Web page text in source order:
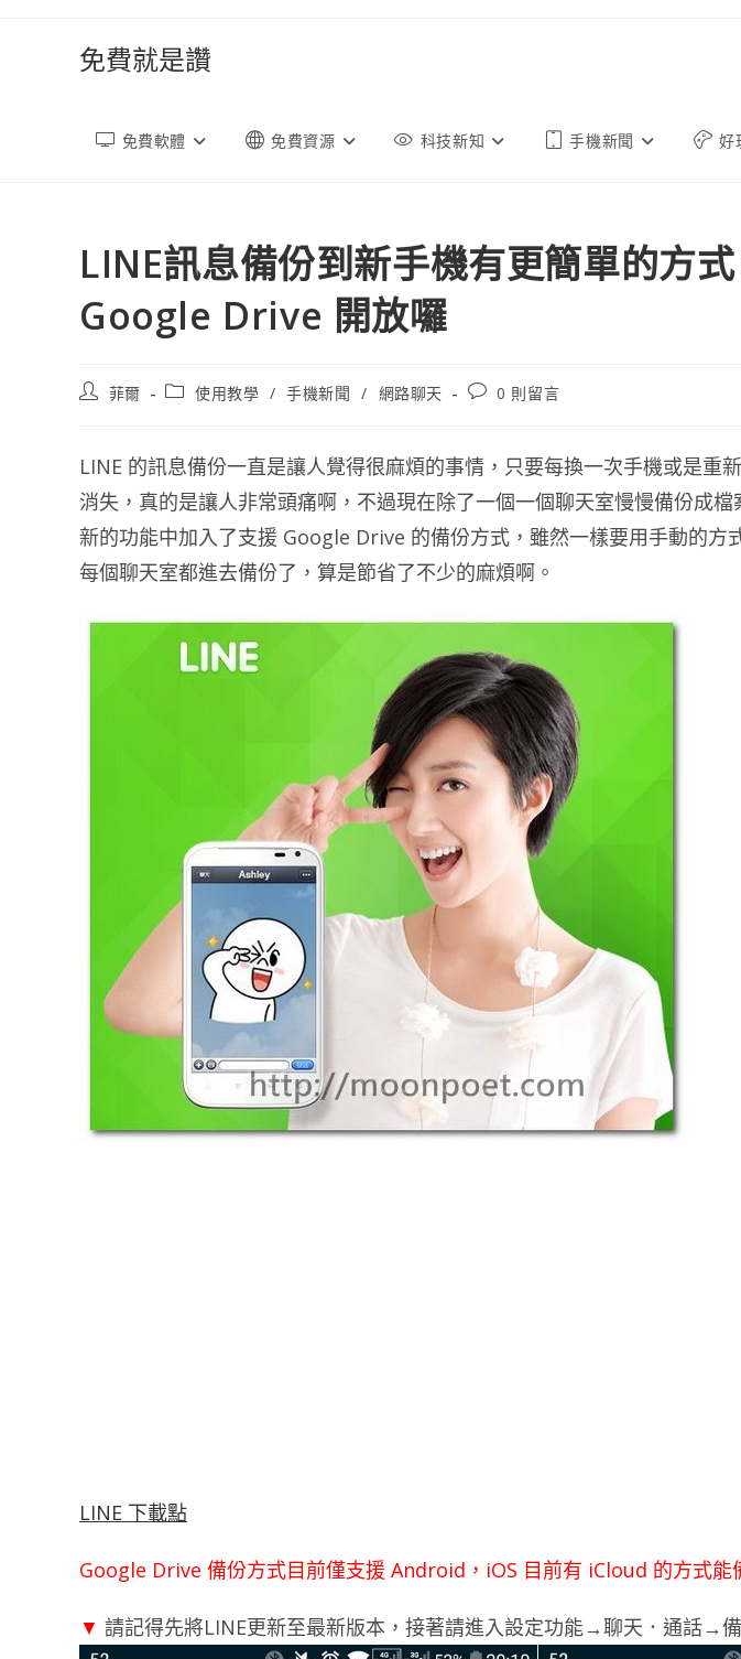
免費就是讚
免費軟體 免費資源 科技新知 手機新聞 好
LINE訊息備份到新手機有更簡單的方
Google Drive 開放囉
文
菲爾
文
別:
使用教學 / 手機新聞 / 網路聊天
文
論：
0 則留言
LINE 的訊息備份一直是讓人覺得很麻煩的事情，只要每換一次手機或是重
消失，真的是讓人非常頭痛啊，不過現在除了一個一個聊天室慢慢備份成
新的功能中加入了支援 Google Drive 的備份方式，雖然一樣要用手動的方
每個聊天室都進去備份了，算是節省了不少的麻煩啊。
LINE 下載點
Google Drive 備份方式目前僅支援 Android，iOS 目前有 iCloud 的方式能
▼ 請記得先將LINE更新至最新版本，接著請進入設定功能→聊天．通話→